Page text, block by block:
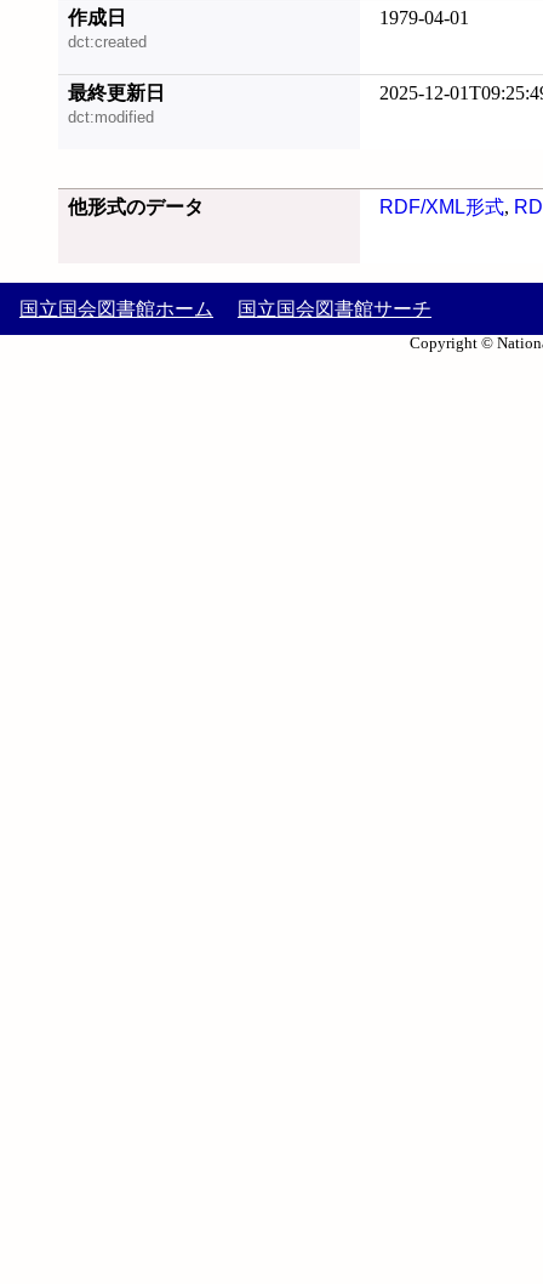
作成日
dct:created
1979-04-01
最終更新日
dct:modified
2025-12-
他形式のデータ RDF/XML形式,
国立国会図書館ホーム 国立国会図書館サーチ
Copyright ©